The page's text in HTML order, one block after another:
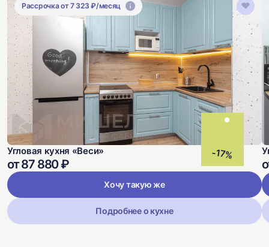
Рассрочка от 7 323 ₽/месяц
-17%
Угловая кухня «Веси»
от 87 880 ₽
Хочу такую же
Подробнее о кухне